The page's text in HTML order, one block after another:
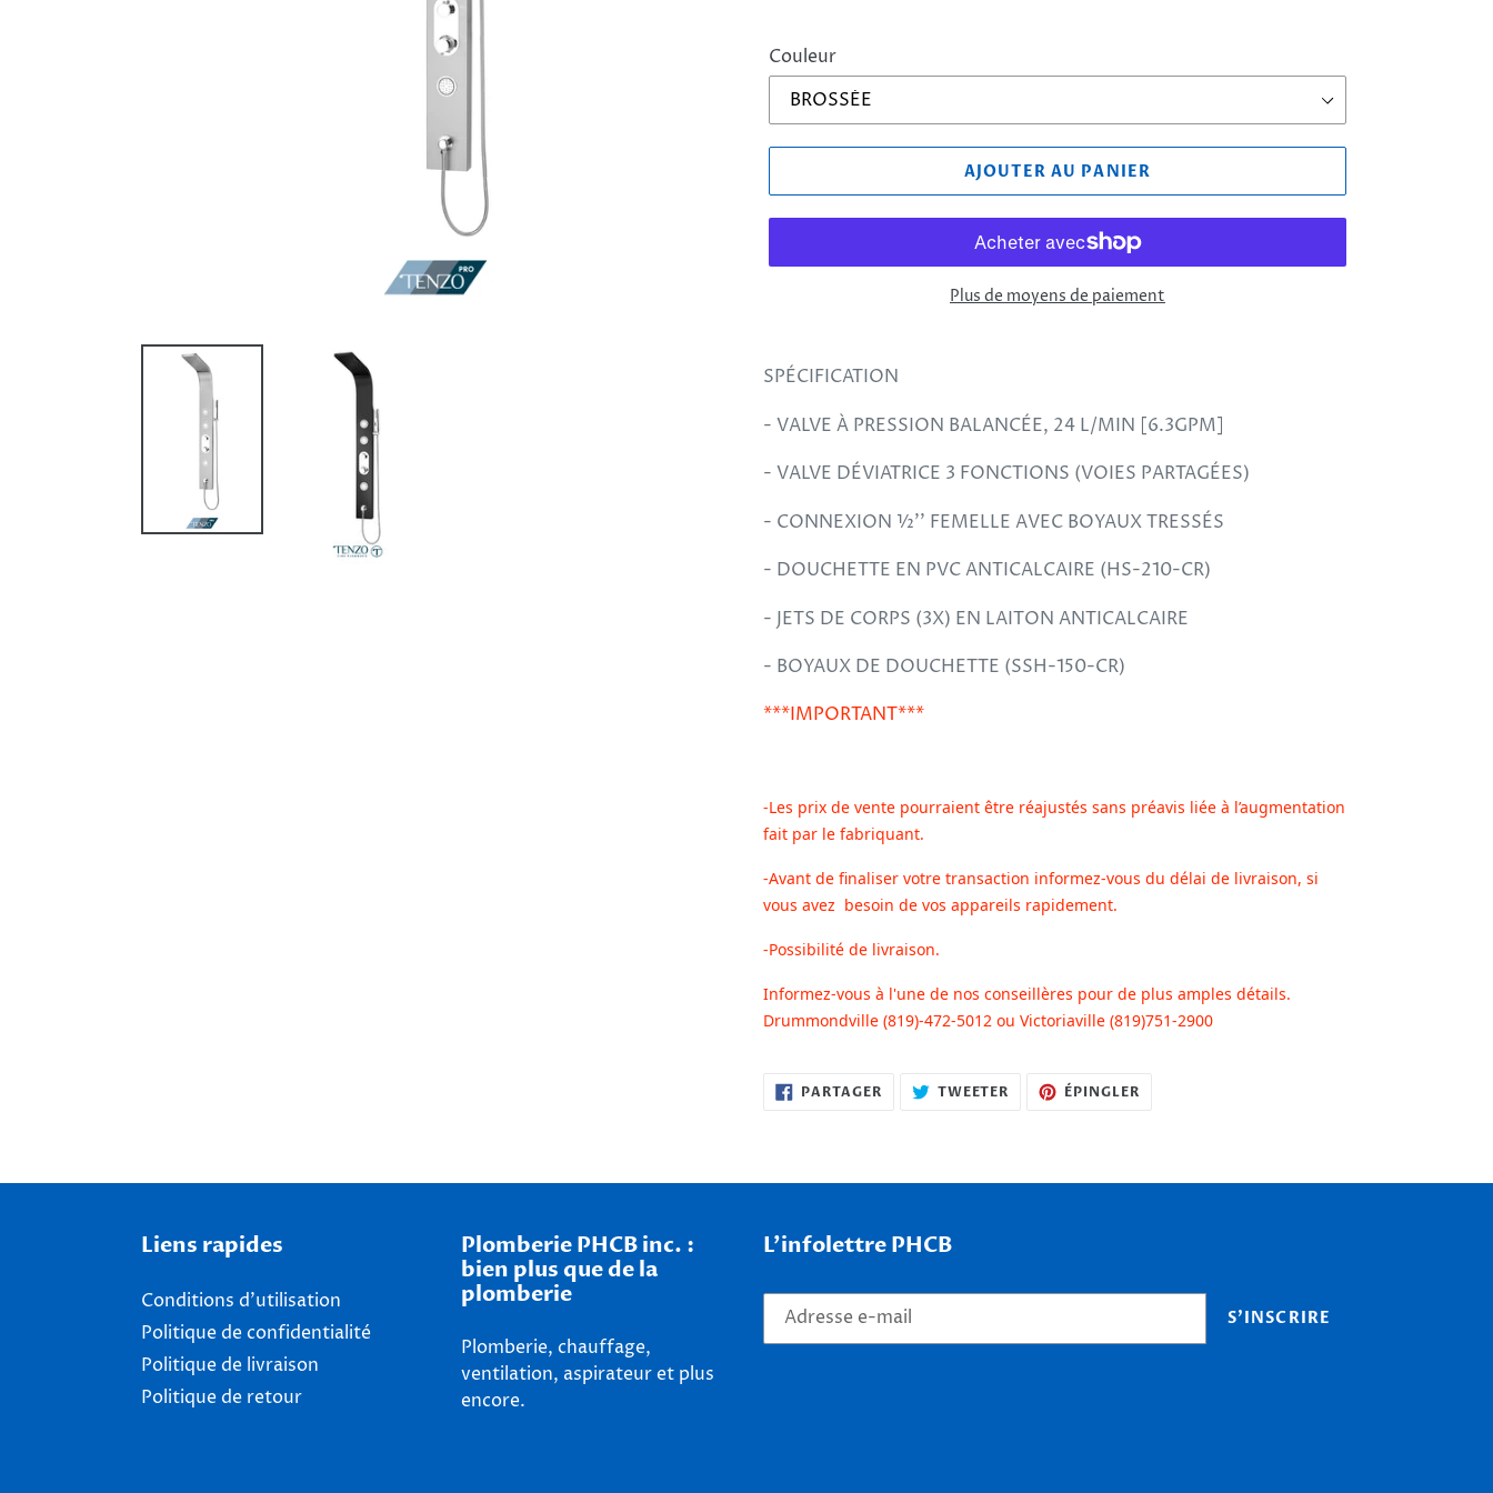
Couleur
AJOUTER AU PANIER
Plus de moyens de paiement
d'un
à
panier
SPÉCIFICATION
- VALVE À PRESSION BALANCÉE, 24 L/MIN [6.3GPM]
- VALVE DÉVIATRICE 3 FONCTIONS (VOIES PARTAGÉES)
- CONNEXION ½’’ FEMELLE AVEC BOYAUX TRESSÉS
- DOUCHETTE EN PVC ANTICALCAIRE (HS-210-CR)
- JETS DE CORPS (3X) EN LAITON ANTICALCAIRE
- BOYAUX DE DOUCHETTE (SSH-150-CR)
***IMPORTANT***
-Les prix de vente pourraient être réajustés sans préavis liée à l’augmentation
fait par le fabriquant.
-Avant de finaliser votre transaction informez-vous du délai de livraison, si
vous avez besoin de vos appareils rapidement.
-Possibilité de livraison.
Informez-vous à l'une de nos conseillères pour de plus amples détails.
Drummondville (819)-472-5012 ou Victoriaville (819)751-2900
PARTAGERPARTAGER
SUR
TWEETER TWEETERÉPINGLER
Liens rapides
Conditions d'utilisation
Politique de confidentialité
Politique de livraison
Politique de retour
Plomberie PHCB inc. :
bien plus que de la
plomberie
Plomberie, chauffage,
ventilation, aspirateur et plus
encore.
L'infolettre PHCB
S'INSCRIRE